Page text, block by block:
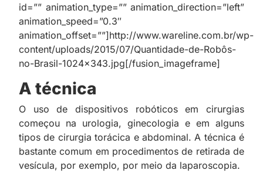
id=”” animation_type=”” animation_direction=”left”
animation_speed=”0.3″
animation_offset=””]http://www.wareline.com.br/wp-
content/uploads/2015/07/Quantidade-de-Robôs-
no-Brasil-1024×343.jpg[/fusion_imageframe]
A técnica
O uso de dispositivos robóticos em cirurgias
começou na urologia, ginecologia e em alguns
tipos de cirurgia torácica e abdominal. A técnica é
bastante comum em procedimentos de retirada de
vesícula, por exemplo, por meio da laparoscopia.